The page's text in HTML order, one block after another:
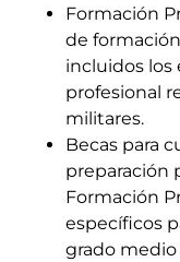
Formación
de
incluidos los
profesional
militares.
Becas para
preparación
Formación
específicos
grado